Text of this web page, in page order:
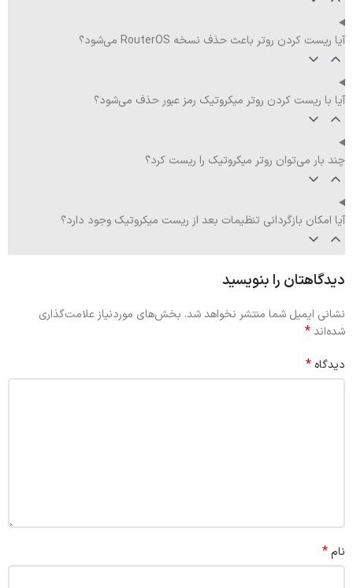
آیا ریست کردن روتر باعث حذف نسخه RouterOS می‌شود؟
آیا با ریست کردن روتر میکروتیک رمز عبور حذف می‌شود؟
چند بار می‌توان روتر میکروتیک را ریست کرد؟
آیا امکان بازگردانی تنظیمات بعد از ریست میکروتیک وجود دارد؟
دیدگاهتان را بنویسید
نشانی ایمیل شما منتشر نخواهد شد. بخش‌های موردنیاز علامت‌گذاری
شده‌اند*
دیدگاه *
نام*